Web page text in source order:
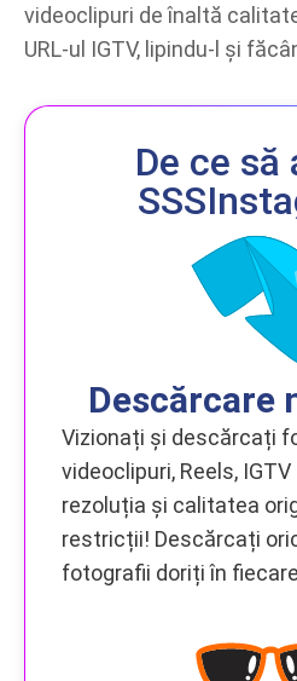
videoclipuri de înaltă
URL-ul IGTV, lipindu-l și
De ce să
Descărcare
Vizionați și descărcați
videoclipuri, Reels,
rezoluția și calitatea
restricții! Descărcați
fotografii doriți în